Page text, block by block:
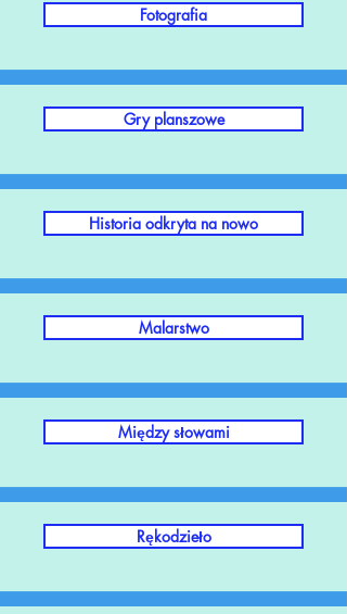
Fotografia
Gry planszowe
Historia odkryta na nowo
Malarstwo
Między słowami
Rękodzieło